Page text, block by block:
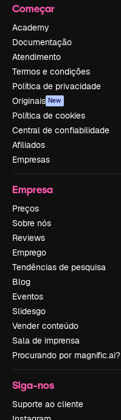
Começar
Academy
Documentação
Atendimento
Termos e condições
Política de privacidade
Originais New
Política de cookies
Central de confiabilidade
Afiliados
Empresas
Empresa
Preços
Sobre nós
Reviews
Emprego
Tendências de pesquisa
Blog
Eventos
Slidesgo
Vender conteúdo
Sala de imprensa
Procurando por magnific.ai?
Siga-nos
Suporte ao cliente